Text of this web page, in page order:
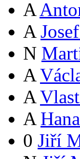
A
A
N
A
A
A
0 Jiří